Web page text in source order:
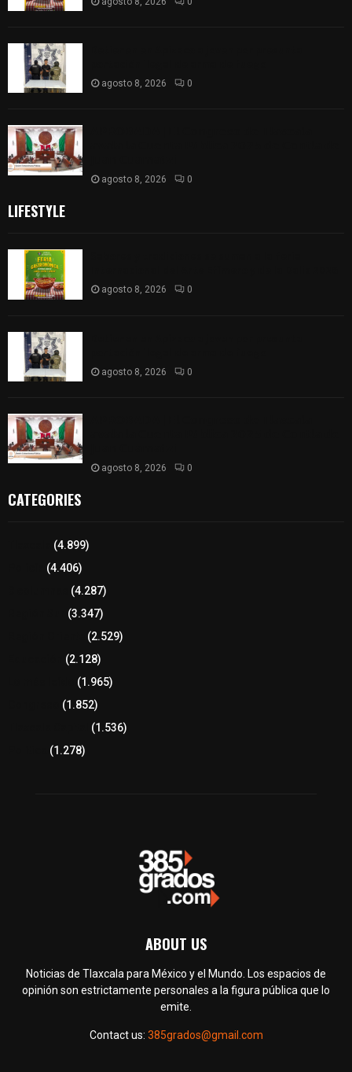
agosto 8, 2026 0
agosto 8, 2026 0
LIFESTYLE
agosto 8, 2026 0
agosto 8, 2026 0
agosto 8, 2026 0
CATEGORIES
(4.899)
(4.406)
(4.287)
(3.347)
(2.529)
(2.128)
(1.965)
(1.852)
(1.536)
(1.278)
ABOUT US
Noticias de Tlaxcala para México y el Mundo. Los espacios de
opinión son estrictamente personales a la figura pública que lo
emite.
Contact us: 385grados@gmail.com